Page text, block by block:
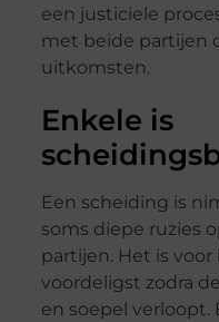
een justiciele
met beide partijen
uitkomsten.
Enkele is
Een scheiding is
soms diepe ruzies
partijen. Het is
voordeligst zodra
en soepel verloopt.